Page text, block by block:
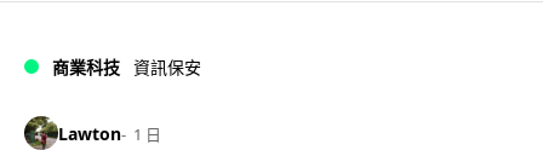
商業科技 資訊保安
Lawton 1 日